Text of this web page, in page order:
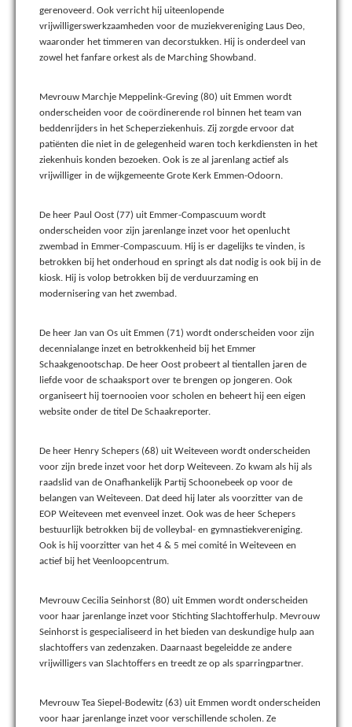
gerenoveerd. Ook verricht hij uiteenlopende
vrijwilligerswerkzaamheden voor de muziekvereniging Laus Deo,
waaronder het timmeren van decorstukken. Hij is onderdeel van
zowel het fanfare orkest als de Marching Showband.
Mevrouw Marchje Meppelink-Greving (80) uit Emmen wordt
onderscheiden voor de coördinerende rol binnen het team van
beddenrijders in het Scheperziekenhuis. Zij zorgde ervoor dat
patiënten die niet in de gelegenheid waren toch kerkdiensten in het
ziekenhuis konden bezoeken. Ook is ze al jarenlang actief als
vrijwilliger in de wijkgemeente Grote Kerk Emmen-Odoorn.
De heer Paul Oost (77) uit Emmer-Compascuum wordt
onderscheiden voor zijn jarenlange inzet voor het openlucht
zwembad in Emmer-Compascuum. Hij is er dagelijks te vinden, is
betrokken bij het onderhoud en springt als dat nodig is ook bij in de
kiosk. Hij is volop betrokken bij de verduurzaming en
modernisering van het zwembad.
De heer Jan van Os uit Emmen (71) wordt onderscheiden voor zijn
decennialange inzet en betrokkenheid bij het Emmer
Schaakgenootschap. De heer Oost probeert al tientallen jaren de
liefde voor de schaaksport over te brengen op jongeren. Ook
organiseert hij toernooien voor scholen en beheert hij een eigen
website onder de titel De Schaakreporter.
De heer Henry Schepers (68) uit Weiteveen wordt onderscheiden
voor zijn brede inzet voor het dorp Weiteveen. Zo kwam als hij als
raadslid van de Onafhankelijk Partij Schoonebeek op voor de
belangen van Weiteveen. Dat deed hij later als voorzitter van de
EOP Weiteveen met evenveel inzet. Ook was de heer Schepers
bestuurlijk betrokken bij de volleybal- en gymnastiekvereniging.
Ook is hij voorzitter van het 4 & 5 mei comité in Weiteveen en
actief bij het Veenloopcentrum.
Mevrouw Cecilia Seinhorst (80) uit Emmen wordt onderscheiden
voor haar jarenlange inzet voor Stichting Slachtofferhulp. Mevrouw
Seinhorst is gespecialiseerd in het bieden van deskundige hulp aan
slachtoffers van zedenzaken. Daarnaast begeleidde ze andere
vrijwilligers van Slachtoffers en treedt ze op als sparringpartner.
Mevrouw Tea Siepel-Bodewitz (63) uit Emmen wordt onderscheiden
voor haar jarenlange inzet voor verschillende scholen. Ze